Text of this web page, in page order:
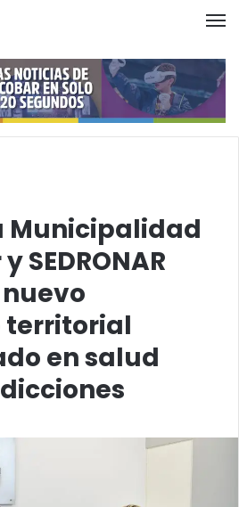
Municipalidad
SEDRONAR
territorial
en salud